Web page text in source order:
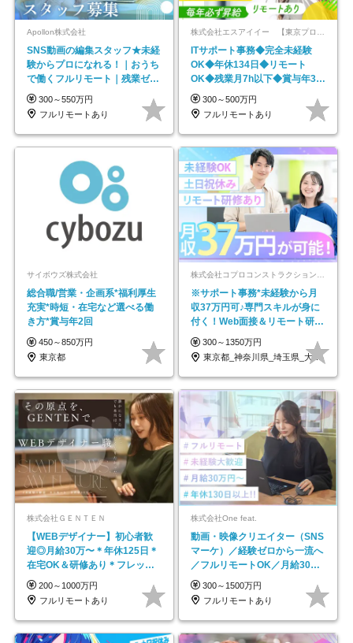
Apollon株式会社
SNS動画の編集スタッフ★未経
験からプロになれる！｜おうち
で働くフルリモート｜残業ゼロ
で18時退勤◎
300～550万円
フルリモートあり
ITサポート事務◆完全未経験
OK◆年休134日◆リモート
OK◆残業月7h以下◆賞与年3回
◆5年目まで必ず昇給
300～500万円
フルリモートあり
サイボウズ株式会社
総合職/営業・企画系*福利厚生
充実*時短・在宅など選べる働
き方*賞与年2回
450～850万円
東京都
※サポート事務*未経験から月
収37万円可♪専門スキルが身に
付く！Web面接＆リモート研修
も充実♪/a
300～1350万円
東京都_神奈川県_埼玉県_大阪府_愛知県…
株式会社ＧＥＮＴＥＮ
【WEBデザイナー】初⼼者歓
迎◎⽉給30万〜＊年休125⽇＊
在宅OK＆研修あり＊フレック
ス
200～1000万円
フルリモートあり
株式会社One feat.
動画・映像クリエイター（SNS
マーケ）／経験ゼロから一流へ
／フルリモートOK／月給30万
円～／年休130日以上
300～1500万円
フルリモートあり